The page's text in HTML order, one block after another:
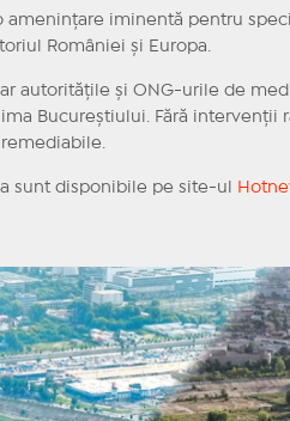
amenințare iminentă pentru
României și Europa.
autoritățile și ONG-urile de
Bucureștiului. Fără intervenții
sunt disponibile pe site-ul